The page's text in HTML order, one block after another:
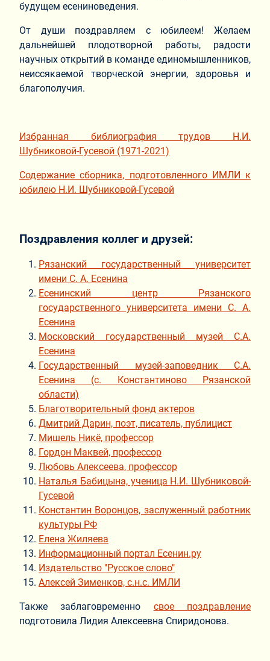
будущем есениноведения.
От души поздравляем с юбилеем! Желаем
дальнейшей плодотворной работы, радости
научных открытий в команде единомышленников,
неиссякаемой творческой энергии, здоровья и
благополучия.
Избранная библиография трудов Н.И.
Шубниковой-Гусевой (1971-2021)
Содержание сборника, подготовленного ИМЛИ к
юбилею Н.И. Шубниковой-Гусевой
Поздравления коллег и друзей:
Рязанский государственный университет
имени С. А. Есенина
Есенинский центр Рязанского
государственного университета имени С. А.
Есенина
Московский государственный музей С.А.
Есенина
Государственный музей-заповедник С.А.
Есенина (с. Константиново Рязанской
области)
Благотворительный фонд актеров
Дмитрий Дарин, поэт, писатель, публицист
Мишель Никё, профессор
Гордон Маквей, профессор
Любовь Алексеева, профессор
Наталья Бабицына, ученица Н.И. Шубниковой-
Гусевой
Константин Воронцов, заслуженный работник
культуры РФ
Елена Жиляева
Информационный портал Есенин.ру
Издательство "Русское слово"
Алексей Зименков, с.н.с. ИМЛИ
Также заблаговременно свое поздравление
подготовила Лидия Алексеевна Спиридонова.